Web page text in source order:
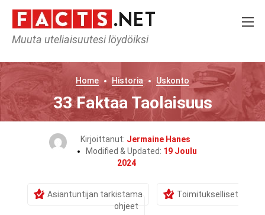
Muuta uteliaisuutesi löydöiksi
Home Historia Uskonto
33 Faktaa Taolaisuus
Kirjoittanut: Jermaine Hanes
Modified & Updated: 19 Joulu
2024
Asiantuntijan tarkistama
Toimitukselliset
ohjeet